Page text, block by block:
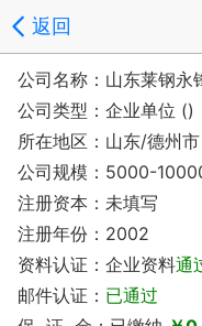
返回
公司名称：山东莱钢永
公司类型：企业单位 ()
所在地区：山东/德州市
公司规模：5000-
注册资本：未填写
注册年份：2002
资料认证：企业资料通
邮件认证： 已通过